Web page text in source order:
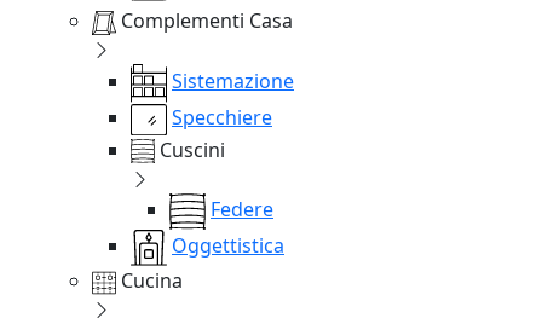
Complementi Casa
Sistemazione
Specchiere
Cuscini
Federe
Oggettistica
Cucina